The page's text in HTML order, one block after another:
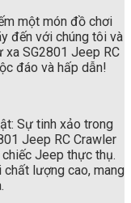
một món đồ chơi
đến với chúng tôi và
xa SG2801 Jeep RC
đáo và hấp dẫn!
Sự tinh xảo trong
Jeep RC Crawler
Jeep thực thụ.
lượng cao, mang